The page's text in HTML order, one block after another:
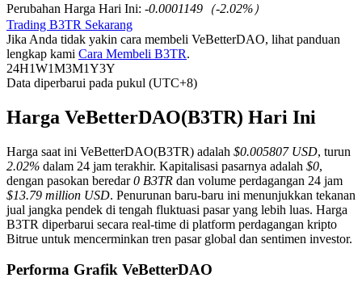
USDT Berjangka
Perubahan Harga Hari Ini: -0.0001149 （-2.02%）
Trading B3TR Sekarang
Jika Anda tidak yakin cara membeli VeBetterDAO, lihat panduan
lengkap kami Cara Membeli B3TR.
24H1W1M3M1Y3Y
Data diperbarui pada pukul (UTC+8)
Harga VeBetterDAO(B3TR) Hari Ini
Harga saat ini VeBetterDAO(B3TR) adalah $0.005807 USD, turun
2.02% dalam 24 jam terakhir. Kapitalisasi pasarnya adalah $0,
dengan pasokan beredar0 B3TR dan volume perdagangan 24 jam
$13.79 million USD. Penurunan baru-baru ini menunjukkan tekanan
jual jangka pendek di tengah fluktuasi pasar yang lebih luas. Harga
B3TR diperbarui secara real-time di platform perdagangan kripto
Bitrue untuk mencerminkan tren pasar global dan sentimen investor.
Performa Grafik VeBetterDAO